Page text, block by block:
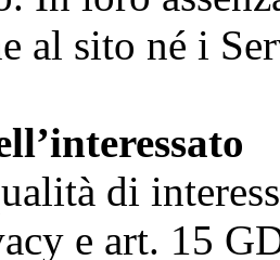
al sito né i
di
e art. 15